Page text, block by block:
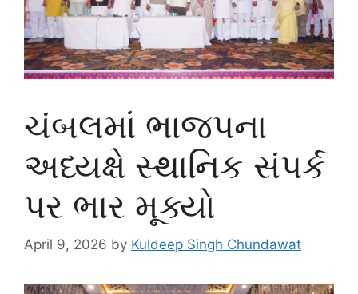
ચંબલમાં ભાજપના
અધ્યક્ષે સ્થાનિક સંપર્ક
પર ભાર મૂક્યો
April 9, 2026 by Kuldeep Singh Chundawat